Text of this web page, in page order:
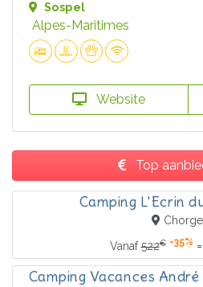
Sospel
Alpes-Maritimes
Website
Top
Camping L'Ecrin
Vanaf522€ -35% =
Camping Vacances